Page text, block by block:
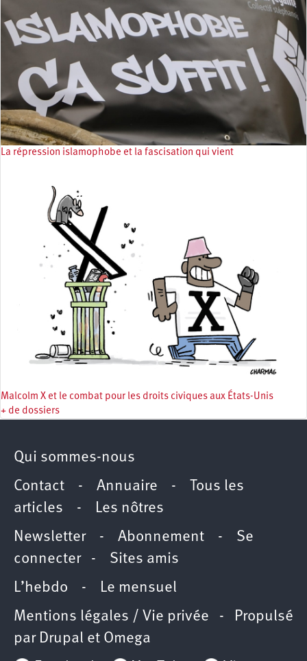
La répression islamophobe et la fascisation qui vient
Malcolm X et le combat pour les droits civiques aux États-Unis
+ de dossiers
Qui sommes-nous
Contact - Annuaire -
Tous les
articles - Les nôtres
Newsletter- Abonnement - Se
connecter- Sites amis
L’hebdo - Le mensuel
Mentions légales / Vie privée - Propulsé
par Drupal et Omega